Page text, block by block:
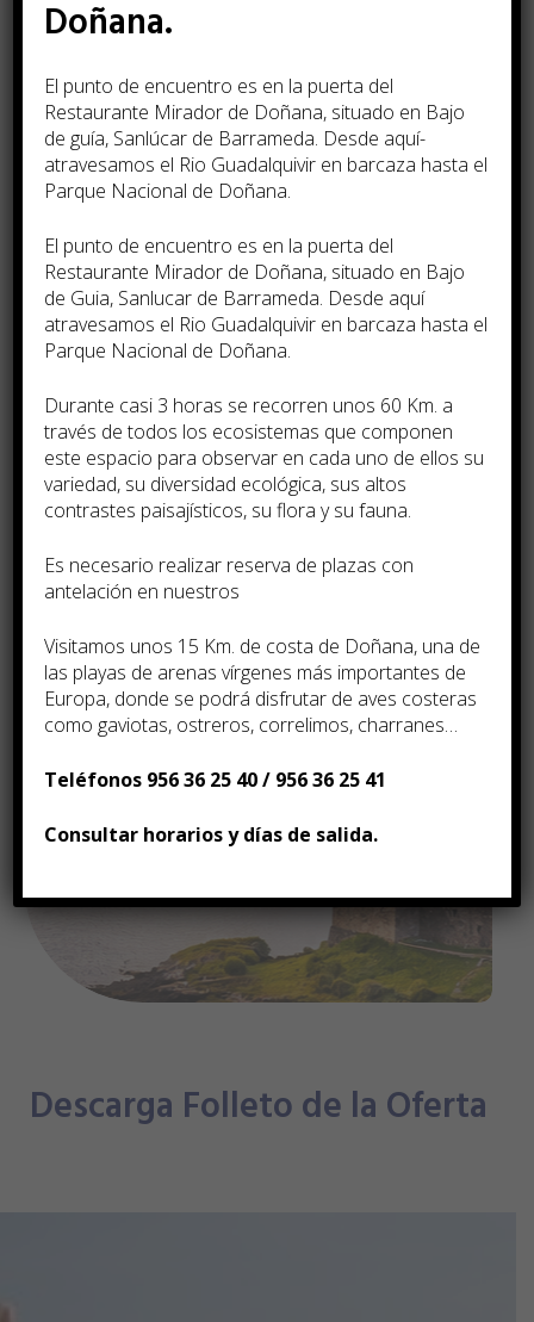
y leyendas, los verdes valles
interminables y los castillos que
emergen entre la niebla en un viaje que
escocesa.
Toda la información en el
Descarga Folleto de la Oferta
Doñana.
El punto de encuentro es en la puerta del
Restaurante Mirador de Doñana, situado en Bajo
de guía, Sanlúcar de Barrameda. Desde aquí­
atravesamos el Rio Guadalquivir en barcaza hasta el
Parque Nacional de Doñana.
El punto de encuentro es en la puerta del
Restaurante Mirador de Doñana, situado en Bajo
de Guia, Sanlucar de Barrameda. Desde aquí
atravesamos el Rio Guadalquivir en barcaza hasta el
Parque Nacional de Doñana.
Durante casi 3 horas se recorren unos 60 Km. a
través de todos los ecosistemas que componen
este espacio para observar en cada uno de ellos su
variedad, su diversidad ecológica, sus altos
contrastes paisají­sticos, su flora y su fauna.
Es necesario realizar reserva de plazas con
antelación en nuestros
Visitamos unos 15 Km. de costa de Doñana, una de
las playas de arenas ví­rgenes más importantes de
Europa, donde se podrá disfrutar de aves costeras
como gaviotas, ostreros, correlimos, charranes…
Teléfonos 956 36 25 40 / 956 36 25 41
Consultar horarios y días de salida.